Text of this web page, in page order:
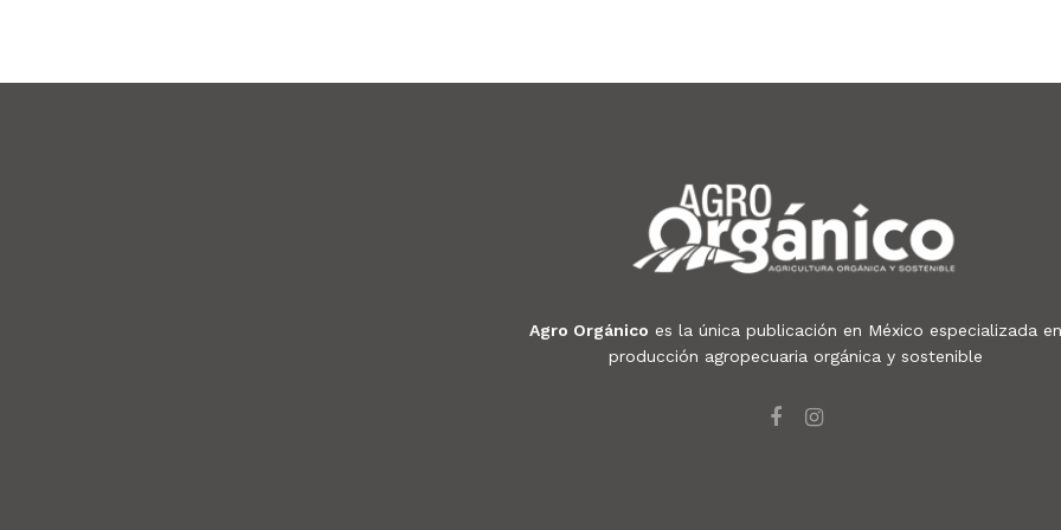
Agro Orgánico es la única publicación en México especializada en
producción agropecuaria orgánica y sostenible